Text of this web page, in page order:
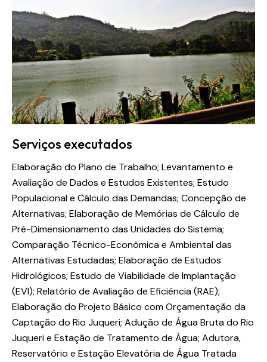
Serviços executados
Elaboração do Plano de Trabalho; Levantamento e
Avaliação de Dados e Estudos Existentes; Estudo
Populacional e Cálculo das Demandas; Concepção de
Alternativas; Elaboração de Memórias de Cálculo de
Pré-Dimensionamento das Unidades do Sistema;
Comparação Técnico-Econômica e Ambiental das
Alternativas Estudadas; Elaboração de Estudos
Hidrológicos; Estudo de Viabilidade de Implantação
(EVI); Relatório de Avaliação de Eficiência (RAE);
Elaboração do Projeto Básico com Orçamentação da
Captação do Rio Juqueri; Adução de Água Bruta do Rio
Juqueri e Estação de Tratamento de Água; Adutora,
Reservatório e Estação Elevatória de Água Tratada